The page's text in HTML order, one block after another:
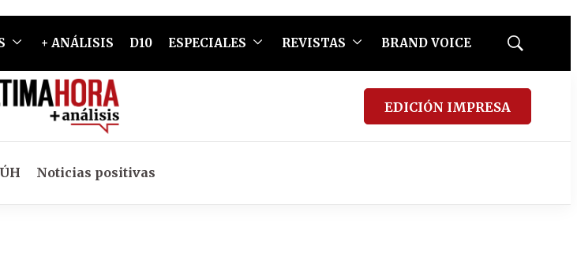
+ ANÁLISIS D10 ESPECIALES REVISTAS BRAND VOICE
Mostrar
EDICIÓN IMPRESA
Noticias positivas